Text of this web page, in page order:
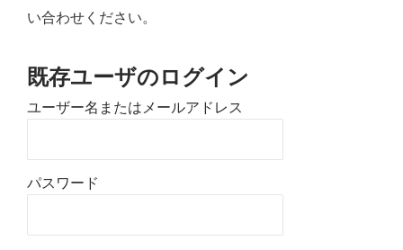
い合わせください。
既存ユーザのログイン
ユーザー名またはメールアドレス
パスワード